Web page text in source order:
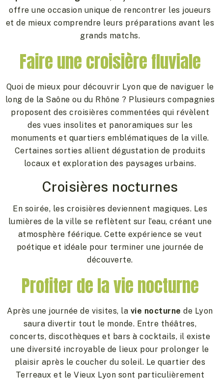
offre une occasion unique de rencontrer les joueurs
et de mieux comprendre leurs préparations avant les
grands matchs.
Faire une croisière fluviale
Quoi de mieux pour découvrir Lyon que de naviguer le
long de la Saône ou du Rhône ? Plusieurs compagnies
proposent des croisières commentées qui révèlent
des vues insolites et panoramiques sur les
monuments et quartiers emblématiques de la ville.
Certaines sorties allient dégustation de produits
locaux et exploration des paysages urbains.
Croisières nocturnes
En soirée, les croisières deviennent magiques. Les
lumières de la ville se reflètent sur l’eau, créant une
atmosphère féérique. Cette expérience se veut
poétique et idéale pour terminer une journée de
découverte.
Profiter de la vie nocturne
Après une journée de visites, la vie nocturne de Lyon
saura divertir tout le monde. Entre théâtres,
concerts, discothèques et bars à cocktails, il existe
une diversité incroyable de lieux pour prolonger le
plaisir après le coucher du soleil. Le quartier des
Terreaux et le Vieux Lyon sont particulièrement